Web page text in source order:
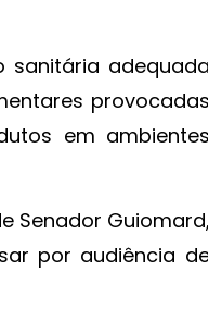
sanitária
em
Senador
por audiência